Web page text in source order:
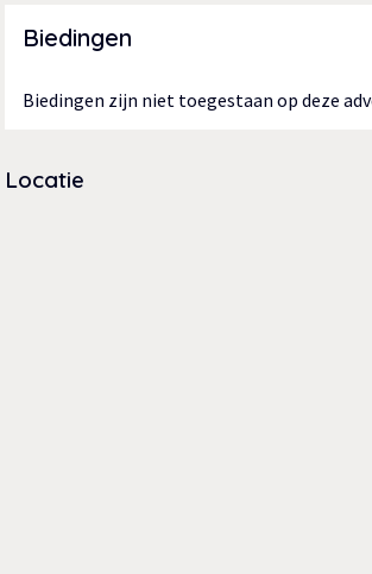
Biedingen
Biedingen zijn niet toegestaan op deze
Locatie